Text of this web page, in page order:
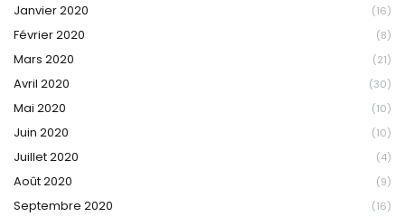
Janvier 2020 (16)
Février 2020 (8)
Mars 2020 (21)
Avril 2020 (30)
Mai 2020 (10)
Juin 2020 (10)
Juillet 2020 (4)
Août 2020 (9)
Septembre 2020 (16)